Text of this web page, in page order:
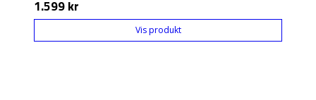
1.599 kr
Vis produkt